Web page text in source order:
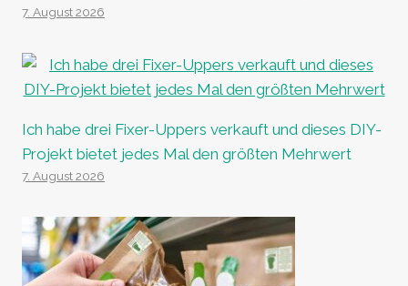
7. August 2026
Ich habe drei Fixer-Uppers verkauft und dieses DIY-
Projekt bietet jedes Mal den größten Mehrwert
7. August 2026